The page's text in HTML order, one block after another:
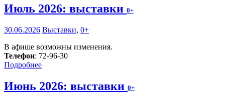
Июль 2026: выставки 0+
30.06.2026 Выставки, 0+
В афише возможны изменения.
Телефон: 72-96-30
Подробнее
Июнь 2026: выставки 0+